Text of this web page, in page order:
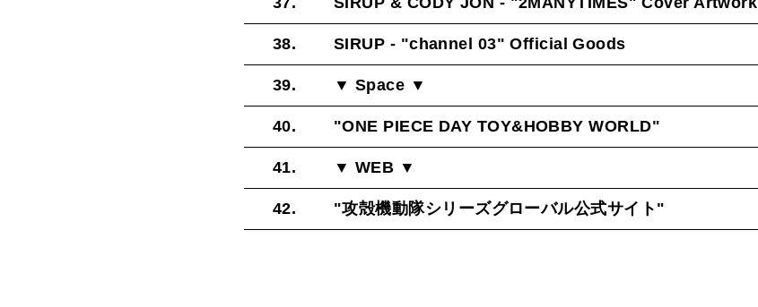
38. SIRUP - "channel 03" Official Goods
39. ▼ Space ▼
40. "ONE PIECE DAY TOY&HOBBY WORLD"
41. ▼ WEB ▼
42. "攻殻機動隊シリーズグローバル公式サイト "